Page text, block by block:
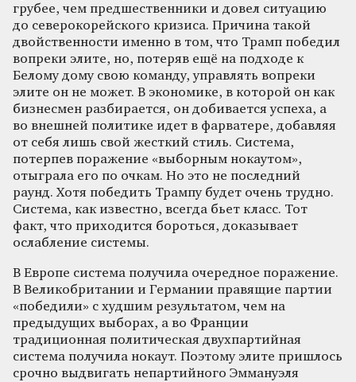
грубее, чем предшественники и довел ситуацию
до северокорейского кризиса. Причина такой
двойственности именно в том, что Трамп победил
вопреки элите, но, потеряв ещё на подходе к
Белому дому свою команду, управлять вопреки
элите он не может. В экономике, в которой он как
бизнесмен разбирается, он добивается успеха, а
во внешней политике идет в фарватере, добавляя
от себя лишь свой жесткий стиль. Система,
потерпев поражение «выборным нокаутом»,
отыграла его по очкам. Но это не последний
раунд. Хотя победить Трампу будет очень трудно.
Система, как известно, всегда бьет класс. Тот
факт, что приходится бороться, доказывает
ослабление системы.
В Европе система получила очередное поражение.
В Великобритании и Германии правящие партии
«победили» с худшим результатом, чем на
предыдущих выборах, а во Франции
традиционная политическая двухпартийная
система получила нокаут. Поэтому элите пришлось
срочно выдвигать непартийного Эммануэля